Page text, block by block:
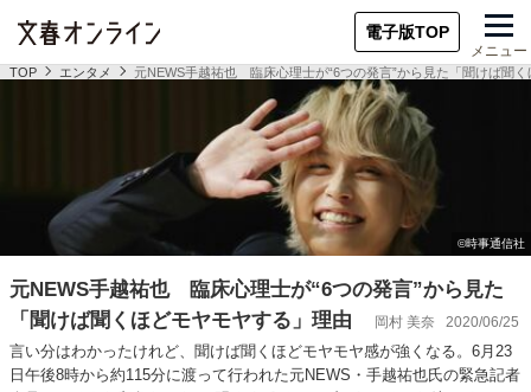
電子版TOP
メニュー
TOP エンタメ 元NEWS手越祐也 臨床心理士が“6つの発言”から見た「聞けば聞
元NEWS手越祐也 臨床心理士が“6つの発言”から見た
「聞けば聞くほどモヤモヤする」理由
岡村 美奈 2020/06/25
言い分はわかったけれど、聞けば聞くほどモヤモヤ感が強くなる。6月23
日午後8時から約115分に渡って行われた元NEWS・手越祐也氏の緊急記者